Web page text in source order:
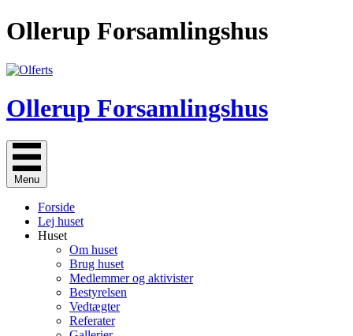
Gå
til
Ollerup Forsamlingshus
Ollerup Forsamlingshus
Menu
Forside
Lej huset
Huset
Om huset
Brug huset
Medlemmer og aktivister
Bestyrelsen
Vedtægter
Referater